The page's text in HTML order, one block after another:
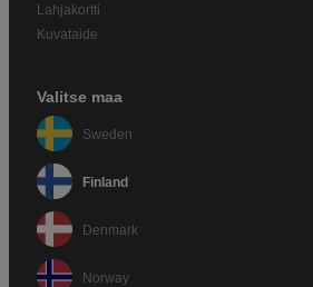
Lahjakortti
Kuvataide
Valitse maa
Sweden
Finland
Denmark
Norway